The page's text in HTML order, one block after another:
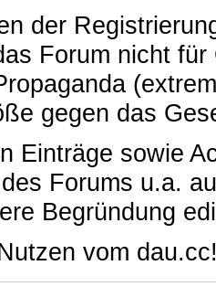
der
Forum nicht
gegen das
Einträge sowie
Forums u.a.
Begründung
vom